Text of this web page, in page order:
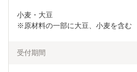
小麦・大豆
※原材料の一部に大豆、小麦を含む
受付期間